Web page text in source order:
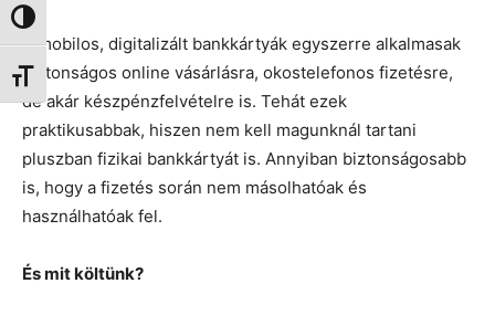
Nagy kontraszt váltása
Betűméret váltása
A mobilos, digitalizált bankkártyák egyszerre alkalmasak
biztonságos online vásárlásra, okostelefonos fizetésre,
de akár készpénzfelvételre is. Tehát ezek
praktikusabbak, hiszen nem kell magunknál tartani
pluszban fizikai bankkártyát is. Annyiban biztonságosabb
is, hogy a fizetés során nem másolhatóak és
használhatóak fel.
És mit költünk?